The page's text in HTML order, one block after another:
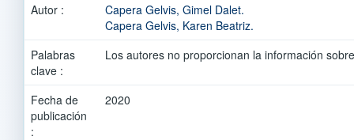
Autor :
Capera Gelvis, Gimel Dalet.
Capera Gelvis, Karen Beatriz.
Palabras
clave :
Los autores no proporcionan la información
Fecha de
publicación
:
2020